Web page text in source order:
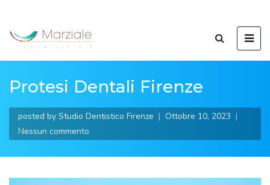
Protesi Dentali Firenze
posted by Studio Dentistico Firenze
Ottobre 10, 2023
Nessun commento